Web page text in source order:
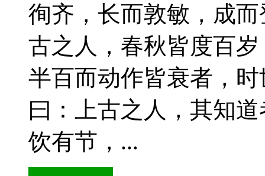
徇齐，长而敦敏，成
古之人，春秋皆度百
半百而动作皆衰者，
曰：上古之人，其知
饮有节，...